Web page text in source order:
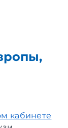
кабинете